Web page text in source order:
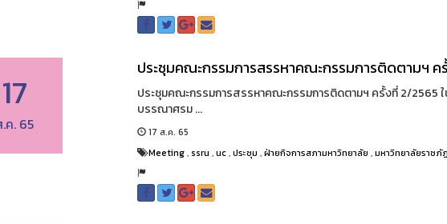
17
ค. 65
ประชุมคณะกรรมการสรรหาคณะกรรมการติดตามฯ
ประชุมคณะกรรมการสรรหาคณะกรรมการติดตามฯ ครั้งที่ 2/2565
บรรณาศรม ...
17 ส.ค. 65
Meeting, ssru ,uc,ประชุม ,ฝ่ายกิจการสภามหาวิทยาลัย ,มหาวิทยาลัยราชภั